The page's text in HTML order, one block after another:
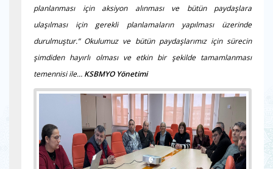
planlanması için aksiyon alınması ve bütün paydaşlara
ulaşılması için gerekli planlamaların yapılması üzerinde
durulmuştur.” Okulumuz ve bütün paydaşlarımız için sürecin
şimdiden hayırlı olması ve etkin bir şekilde tamamlanması
temennisi ile… KSBMYO Yönetimi